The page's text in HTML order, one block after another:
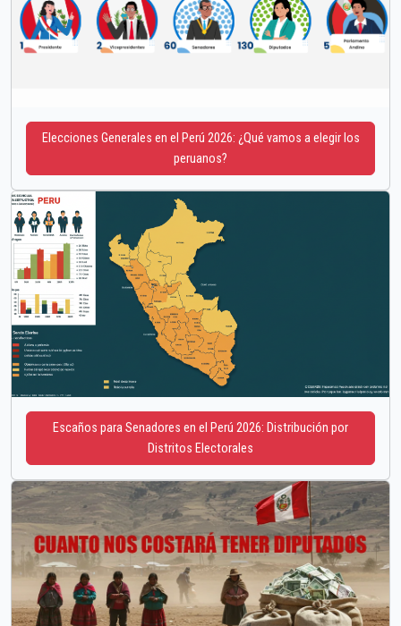
Elecciones Generales en el Perú 2026: ¿Qué vamos a elegir los
peruanos?
Escaños para Senadores en el Perú 2026: Distribución por
Distritos Electorales